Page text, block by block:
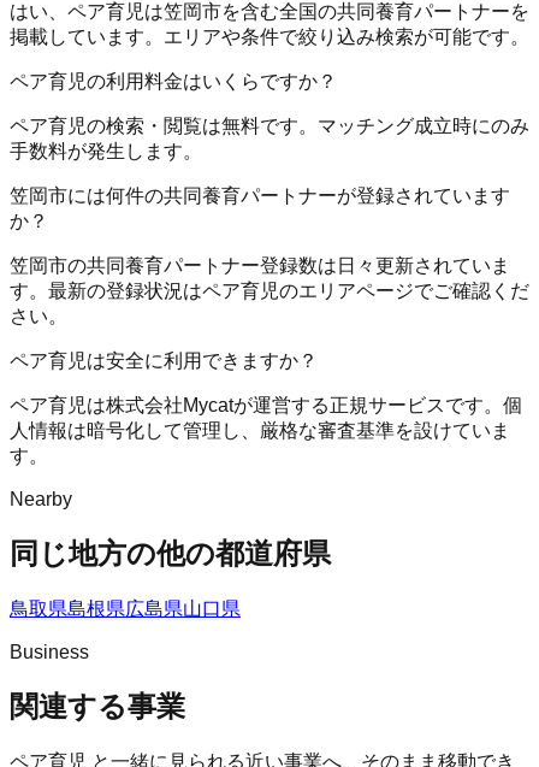
はい、ペア育児は笠岡市を含む全国の共同養育パートナーを
掲載しています。エリアや条件で絞り込み検索が可能です。
ペア育児の利用料金はいくらですか？
ペア育児の検索・閲覧は無料です。マッチング成立時にのみ
手数料が発生します。
笠岡市には何件の共同養育パートナーが登録されています
か？
笠岡市の共同養育パートナー登録数は日々更新されていま
す。最新の登録状況はペア育児のエリアページでご確認くだ
さい。
ペア育児は安全に利用できますか？
ペア育児は株式会社Mycatが運営する正規サービスです。個
人情報は暗号化して管理し、厳格な審査基準を設けていま
す。
Nearby
同じ地方の他の都道府県
鳥取県島根県広島県山口県
Business
関連する事業
ペア育児 と一緒に見られる近い事業へ、そのまま移動でき